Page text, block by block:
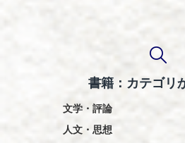
書籍：カテゴリ
文学・評論
人文・思想